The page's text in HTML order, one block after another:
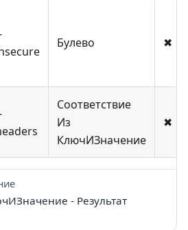
Булево ✖
Соответствие
Из
КлючИЗначение
✖
- Результат